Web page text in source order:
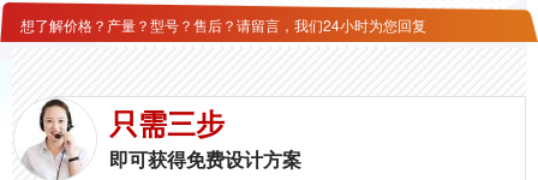
想了解价格？产量？型号？售后？请留言，我们24小时为您回复
只需三步
即可获得免费设计方案